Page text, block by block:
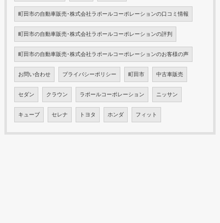
町田市の自動車販売･株式会社ラポールコーポレーションの口コミ情報
町田市の自動車販売･株式会社ラポールコーポレーションの評判
町田市の自動車販売･株式会社ラポールコーポレーションのお客様の声
お問い合わせ プライバシーポリシー 町田市 中古車販売
セダン クラウン ラポールコーポレーション ニッサン
キューブ セレナ トヨタ ホンダ フィット